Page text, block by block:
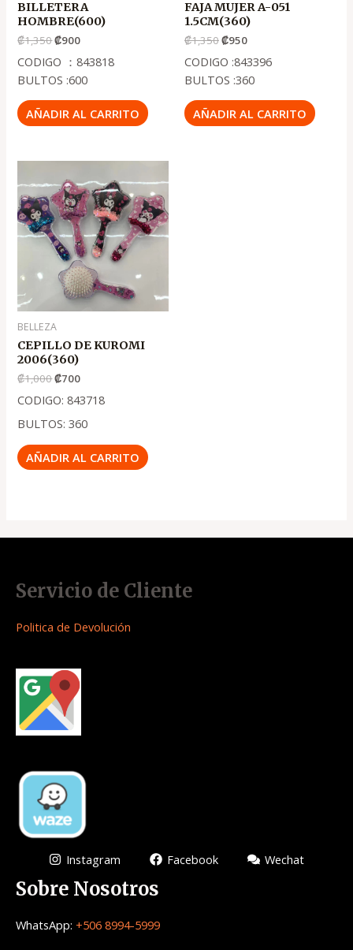
BILLETERA
HOMBRE(600)
₡1,350₡900
CODIGO ：843818
BULTOS :600
AÑADIR AL CARRITO
FAJA MUJER A-051
1.5CM(360)
₡1,350₡950
CODIGO :843396
BULTOS :360
AÑADIR AL CARRITO
BELLEZA
CEPILLO DE KUROMI
2006(360)
₡1,000
precio
original
era:
.
₡1,000
₡700
precio
actual
es:
.
₡700
CODIGO: 843718
BULTOS: 360
AÑADIR AL CARRITO
Servicio de Cliente
Politica de Devolución
Instagram Facebook Wechat
Sobre Nosotros
WhatsApp: +506 8994-5999